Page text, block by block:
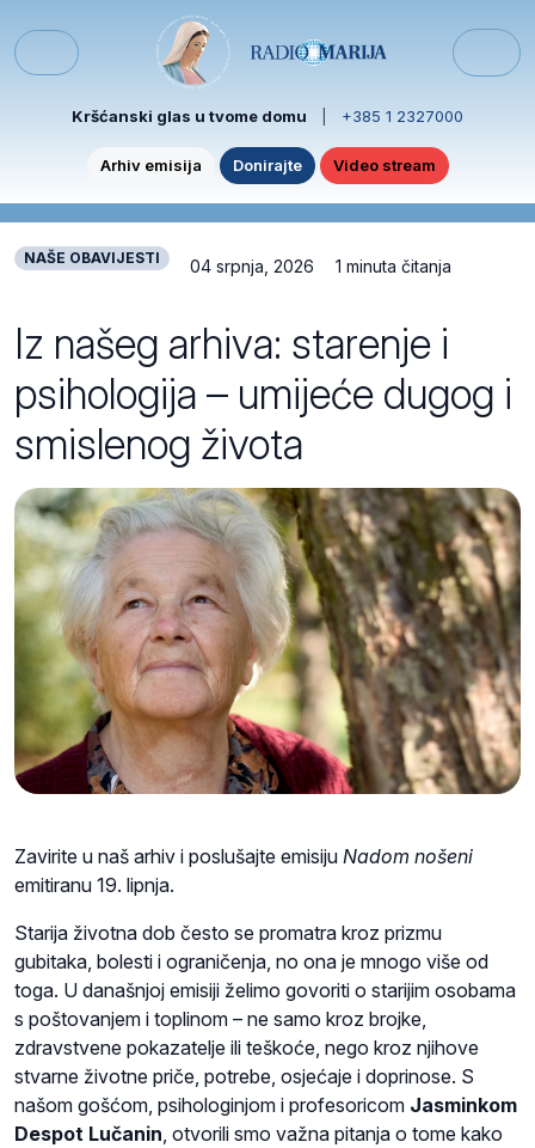
Menu
Kršćanski glas u tvome domu +385 1 2327000
Arhiv emisija Donirajte Video stream
NAŠE OBAVIJESTI 04 srpnja, 2026 1 minuta čitanja
Iz našeg arhiva: starenje i
psihologija – umijeće dugog i
smislenog života
Zavirite u naš arhiv i poslušajte emisiju Nadom nošeni
emitiranu 19. lipnja.
Starija životna dob često se promatra kroz prizmu
gubitaka, bolesti i ograničenja, no ona je mnogo više od
toga. U današnjoj emisiji želimo govoriti o starijim osobama
s poštovanjem i toplinom – ne samo kroz brojke,
zdravstvene pokazatelje ili teškoće, nego kroz njihove
stvarne životne priče, potrebe, osjećaje i doprinose. S
našom gošćom, psihologinjom i profesoricom Jasminkom
Despot Lučanin, otvorili smo važna pitanja o tome kako